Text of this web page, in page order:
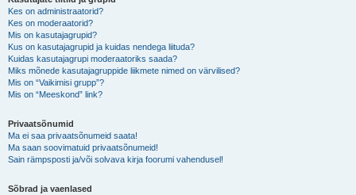
Kes on administraatorid?
Kes on moderaatorid?
Mis on kasutajagrupid?
Kus on kasutajagrupid ja kuidas nendega liituda?
Kuidas kasutajagrupi moderaatoriks saada?
Miks mõnede kasutajagruppide liikmete nimed on värvilised?
Mis on “Vaikimisi grupp”?
Mis on “Meeskond” link?
Privaatsõnumid
Ma ei saa privaatsõnumeid saata!
Ma saan soovimatuid privaatsõnumeid!
Sain rämpsposti ja/või solvava kirja foorumi vahendusel!
Sõbrad ja vaenlased